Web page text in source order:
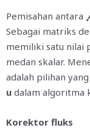
Pemisahan antara
Sebagai matriks
memiliki satu nilai
medan skalar.
adalah pilihan
u dalam algoritma
Korektor fluks